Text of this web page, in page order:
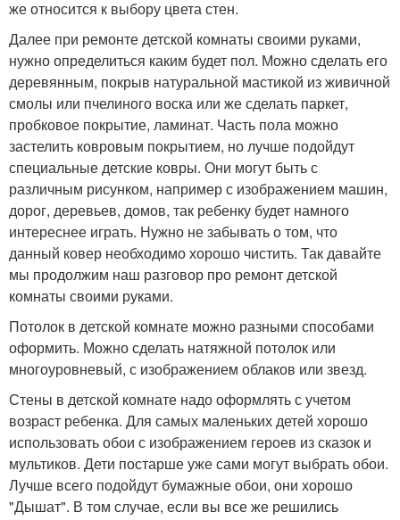
же относится к выбору цвета стен.
Далее при ремонте детской комнаты своими руками,
нужно определиться каким будет пол. Можно сделать его
деревянным, покрыв натуральной мастикой из живичной
смолы или пчелиного воска или же сделать паркет,
пробковое покрытие, ламинат. Часть пола можно
застелить ковровым покрытием, но лучше подойдут
специальные детские ковры. Они могут быть с
различным рисунком, например с изображением машин,
дорог, деревьев, домов, так ребенку будет намного
интереснее играть. Нужно не забывать о том, что
данный ковер необходимо хорошо чистить. Так давайте
мы продолжим наш разговор про ремонт детской
комнаты своими руками.
Потолок в детской комнате можно разными способами
оформить. Можно сделать натяжной потолок или
многоуровневый, с изображением облаков или звезд.
Стены в детской комнате надо оформлять с учетом
возраст ребенка. Для самых маленьких детей хорошо
использовать обои с изображением героев из сказок и
мультиков. Дети постарше уже сами могут выбрать обои.
Лучше всего подойдут бумажные обои, они хорошо
"Дышат". В том случае, если вы все же решились